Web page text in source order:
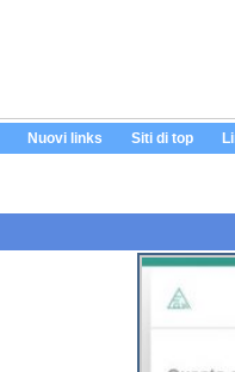
Nuovi links Siti di top